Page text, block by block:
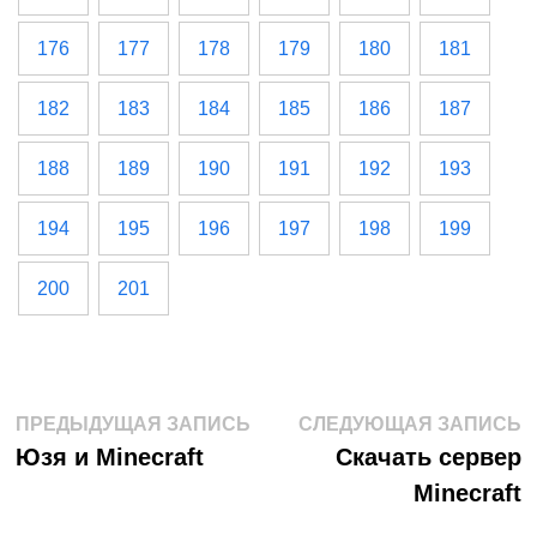
176 177 178 179 180 181
182 183 184 185 186 187
188 189 190 191 192 193
194 195 196 197 198 199
200 201
Навигация
по
ПРЕДЫДУЩАЯ ЗАПИСЬ Предыдущая
Юзя и Minecraft
СЛЕДУЮЩАЯ ЗАПИСЬ
Скачать сервер
Minecraft